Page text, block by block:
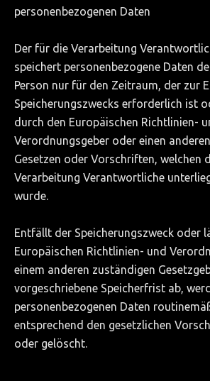
personenbezogenen Daten
Der für die Verarbeitung
speichert personenbezogene Daten
Person nur für den Zeitraum, der zur
Speicherungszwecks erforderlich ist
durch den Europäischen Richtlinien-
Verordnungsgeber oder einen
Gesetzen oder Vorschriften, welchen
Verarbeitung Verantwortliche
wurde.
Entfällt der Speicherungszweck oder
Europäischen Richtlinien- und
einem anderen zuständigen
vorgeschriebene Speicherfrist ab,
personenbezogenen Daten
entsprechend den gesetzlichen
oder gelöscht.